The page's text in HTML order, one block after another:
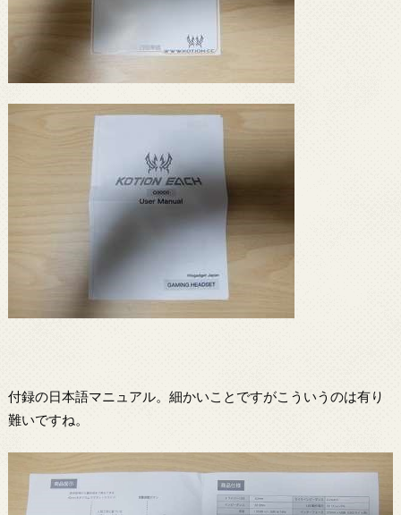
付録の日本語マニュアル。細かいことですがこういうのは有り
難いですね。